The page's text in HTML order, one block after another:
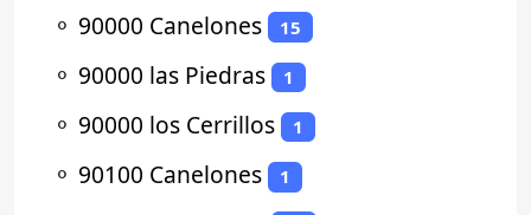
⚬ 90000 Canelones 15
⚬ 90000 las Piedras 1
⚬ 90000 los Cerrillos 1
⚬ 90100 Canelones 1